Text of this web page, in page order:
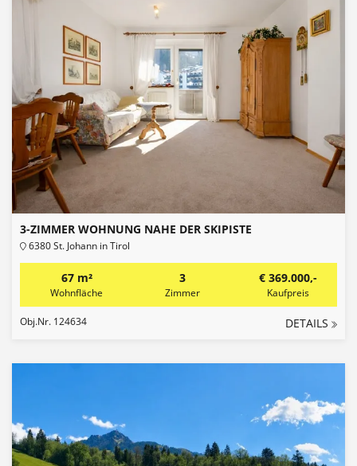
3-ZIMMER WOHNUNG NAHE DER SKIPISTE
6380 St. Johann in Tirol
67 m²
Wohnfläche
3
Zimmer
€ 369.000,-
Kaufpreis
Obj.Nr. 124634 DETAILS